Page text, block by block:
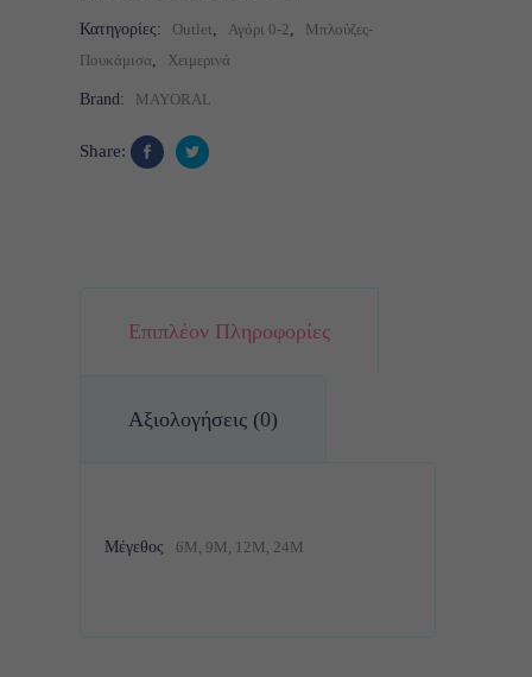
Κατηγορίες: Outlet, Αγόρι 0-2,
Μπλούζες-
Πουκάμισα, Χειμερινά
Brand: MAYORAL
Share:
Επιπλέον Πληροφορίες
Αξιολογήσεις (0)
Μέγεθος 6M, 9M, 12M, 24M